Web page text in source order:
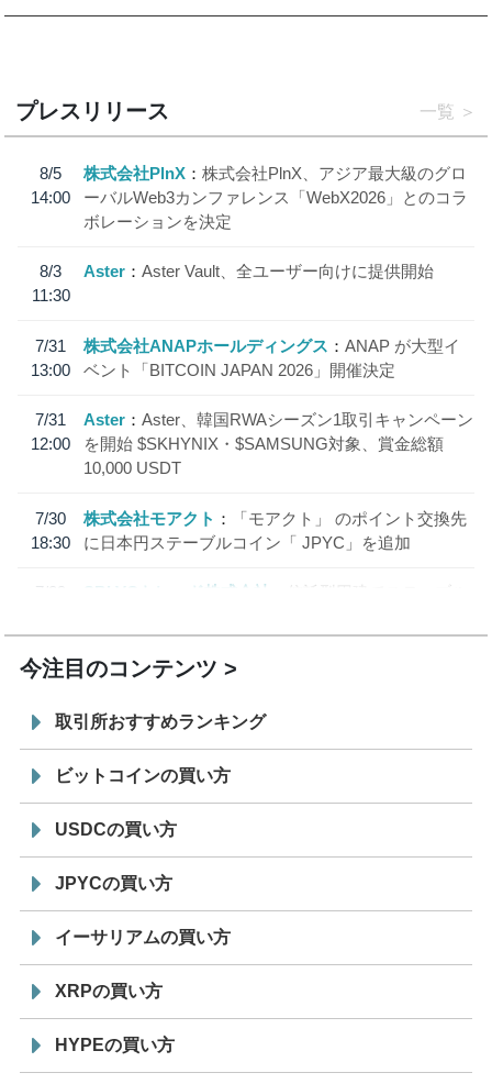
プレスリリース 一覧
8/5
14:00
株式会社PlnX
株式会社PlnX、アジア最大級のグロ
ーバルWeb3カンファレンス「WebX2026」とのコラ
ボレーションを決定
8/3
11:30
Aster Aster Vault、全ユーザー向けに提供開始
7/31
13:00
株式会社ANAPホールディングス
ANAP が大型イ
ベント「BITCOIN JAPAN 2026」開催決定
7/31
12:00
Aster
Aster、韓国RWAシーズン1取引キャンペーン
を開始 $SKHYNIX・$SAMSUNG対象、賞金総額
10,000 USDT
7/30
18:30
株式会社モアクト
「モアクト」 のポイント交換先
に日本円ステーブルコイン「 JPYC」を追加
7/29
SBI VCトレード株式会社
信託型円建てステーブル
今注目のコンテンツ
取引所おすすめランキング
ビットコインの買い方
USDCの買い方
JPYCの買い方
イーサリアムの買い方
XRPの買い方
HYPEの買い方